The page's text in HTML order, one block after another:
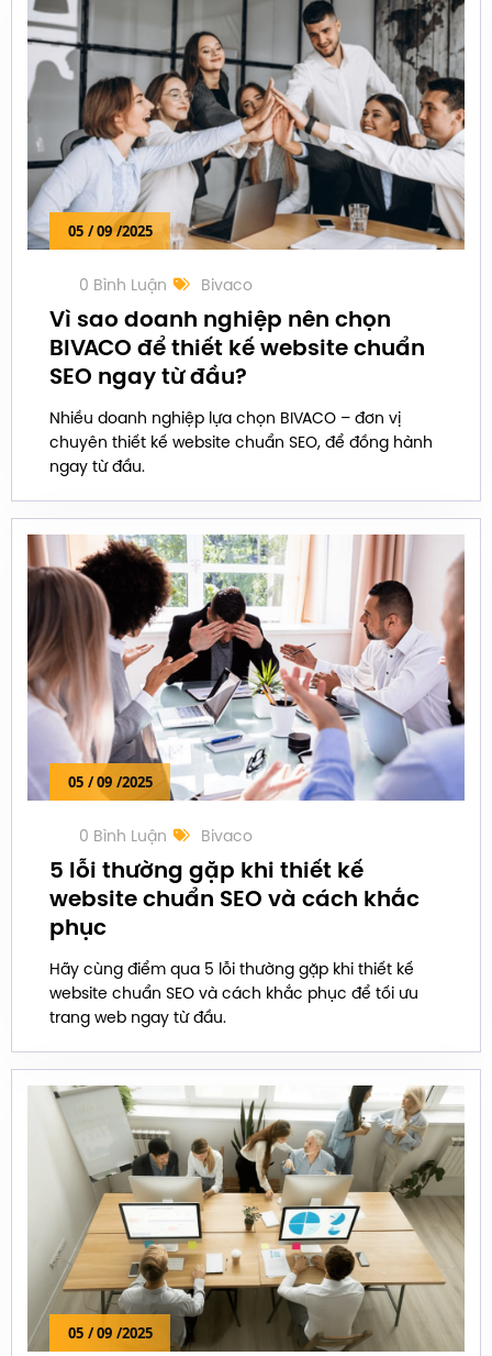
05 / 09 /2025
0 Bình Luận Bivaco
Vì sao doanh nghiệp nên chọn
BIVACO để thiết kế website chuẩn
SEO ngay từ đầu?
Nhiều doanh nghiệp lựa chọn BIVACO – đơn vị
chuyên thiết kế website chuẩn SEO, để đồng hành
ngay từ đầu.
05 / 09 /2025
0 Bình Luận Bivaco
5 lỗi thường gặp khi thiết kế
website chuẩn SEO và cách khắc
phục
Hãy cùng điểm qua 5 lỗi thường gặp khi thiết kế
website chuẩn SEO và cách khắc phục để tối ưu
trang web ngay từ đầu.
05 / 09 /2025